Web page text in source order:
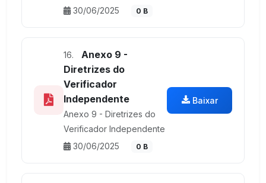
30/06/2025
0 B
16.
Anexo 9 -
Diretrizes do
Verificador
Independente
Anexo 9 - Diretrizes do
Verificador Independente
30/06/2025
0 B
Baixar